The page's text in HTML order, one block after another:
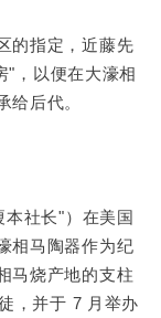
的指定，近藤先
"，以便在大濠相
给后代。
社长"）在美国
相马陶器作为纪
马烧产地的支柱
，并于 7 月举办